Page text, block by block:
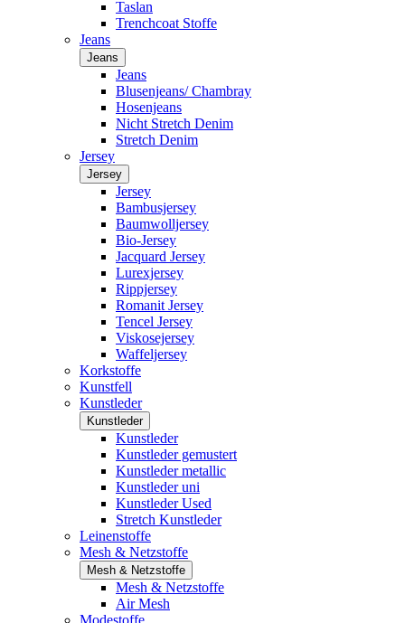
Taslan
Trenchcoat Stoffe
Jeans
Jeans
Jeans
Blusenjeans/ Chambray
Hosenjeans
Nicht Stretch Denim
Stretch Denim
Jersey
Jersey
Jersey
Bambusjersey
Baumwolljersey
Bio-Jersey
Jacquard Jersey
Lurexjersey
Rippjersey
Romanit Jersey
Tencel Jersey
Viskosejersey
Waffeljersey
Korkstoffe
Kunstfell
Kunstleder
Kunstleder
Kunstleder
Kunstleder gemustert
Kunstleder metallic
Kunstleder uni
Kunstleder Used
Stretch Kunstleder
Leinenstoffe
Mesh & Netzstoffe
Mesh & Netzstoffe
Mesh & Netzstoffe
Air Mesh
Modestoffe